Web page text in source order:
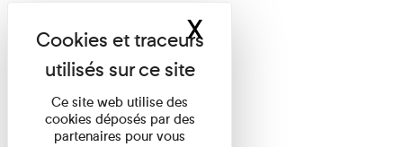
Ce site web utilise des
cookies déposés par des
partenaires pour vous
XMasquer le